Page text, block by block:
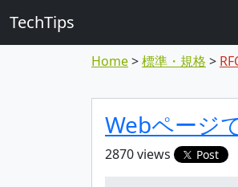
TechTips
Home 標準・規格
対象の
Topic
Webページ
2870 views Post